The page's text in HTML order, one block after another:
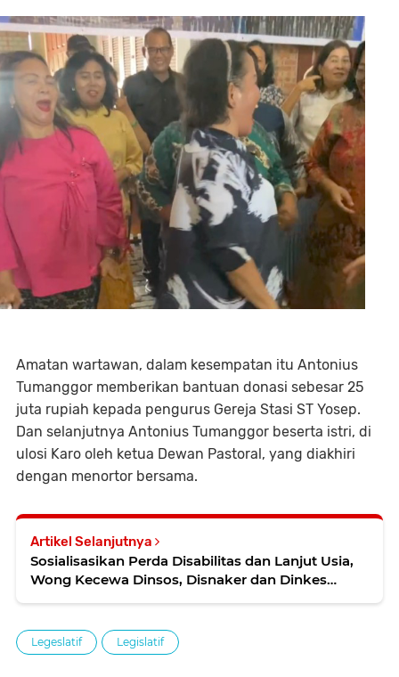
Amatan wartawan, dalam kesempatan itu Antonius
Tumanggor memberikan bantuan donasi sebesar 25
juta rupiah kepada pengurus Gereja Stasi ST Yosep.
Dan selanjutnya Antonius Tumanggor beserta istri, di
ulosi Karo oleh ketua Dewan Pastoral, yang diakhiri
dengan menortor bersama.
Artikel Selanjutnya
Sosialisasikan Perda Disabilitas dan Lanjut Usia,
Wong Kecewa Dinsos, Disnaker dan Dinkes
Legeslatif Legislatif